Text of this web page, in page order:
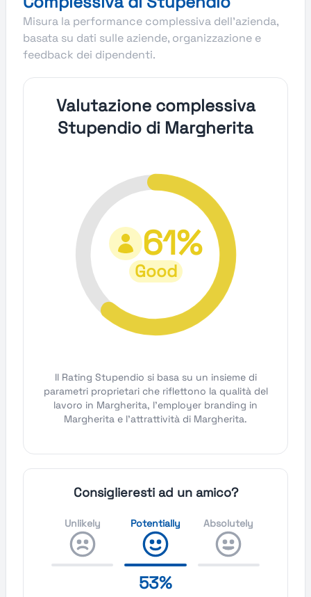
Misura la performance complessiva dell'azienda,
basata su dati sulle aziende, organizzazione e
feedback dei dipendenti.
Valutazione complessiva
Stupendio di Margherita
61%
Good
Il Rating Stupendio si basa su un insieme di
parametri proprietari che riflettono la qualità del
lavoro in Margherita, l'employer branding in
Margherita e l'attrattività di Margherita.
Consiglieresti ad un amico?
Unlikely Potentially
53%
Absolutely